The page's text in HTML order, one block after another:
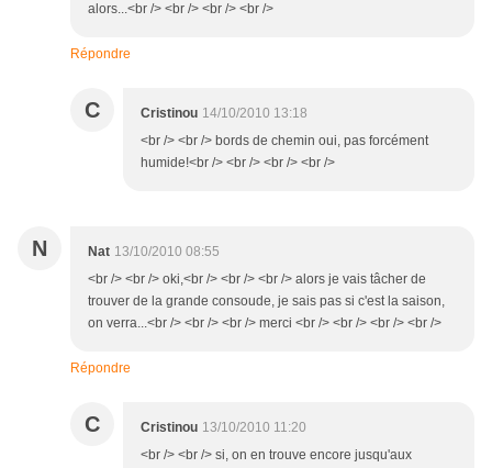
alors...<br /> <br /> <br /> <br />
Répondre
C Cristinou 14/10/2010 13:18
<br /> <br /> bords de chemin oui, pas forcément
humide!<br /> <br /> <br /> <br />
N Nat 13/10/2010 08:55
<br /> <br /> oki,<br /> <br /> <br /> alors je vais tâcher de
trouver de la grande consoude, je sais pas si c'est la saison,
on verra...<br /> <br /> <br /> merci <br /> <br /> <br /> <br />
Répondre
C Cristinou 13/10/2010 11:20
<br /> <br /> si, on en trouve encore jusqu'aux